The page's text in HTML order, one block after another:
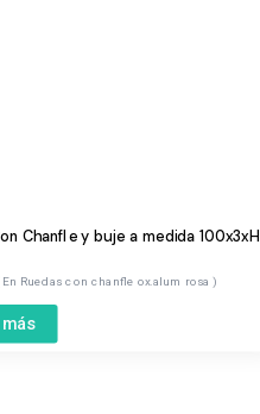
Chanfle y buje a medida 100x3xH
Ruedas con chanfle ox.alum rosa